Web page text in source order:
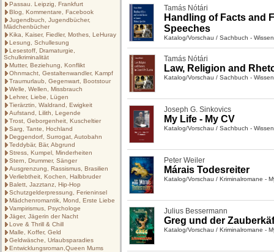
Passau. Leipzig, Frankfurt
Blog, Kommentare, Facebook
Jugendbuch, Jugendbücher,
Mädchenbücher
Kika, Kaiser, Fiedler, Mothes, LeHuray
Lesung, Schullesung
Lesestoff, Dramaturgie,
Schulkriminalität
Mutter, Beziehung, Konflikt
Ohnmacht, Gestaltenwandler, Kampf
Traumurlaub, Gegenwart, Bootstour
Welle, Wellen, Missbrauch
Lehrer, Liebe, Lügen
Tierärztin, Waldrand, Ewigkeit
Aufstand, Lilith, Legende
Trost, Geborgenheit, Kuscheltier
Sarg, Tante, Hochland
Deggendorf, Surrogat, Autobahn
Teddybär, Bär, Abgrund
Stress, Kumpel, Minderheiten
Stern, Drummer, Sänger
Ausgrenzung, Rassismus, Brasilien
Verliebtheit, Kochen, Halbbruder
Balett, Jazztanz, Hip-Hop
Schutzgelderpressung, Ferieninsel
Mädchenromantik, Mond, Erste Liebe
Vampirismus, Psychologe
Jäger, Jägerin der Nacht
Love & Thrill & Chill
Malle, Koffer, Geld
Geldwäsche, Urlaubsparadies
Entwicklungsroman,Queen Mums
Tamás Nótári
Handling of Facts and
Speeches
Katalog/Vorschau / Sachbuch -
Tamás Nótári
Law, Religion and
Katalog/Vorschau / Sachbuch -
Joseph G. Sinkovics
My Life - My CV
Katalog/Vorschau / Sachbuch -
Peter Weiler
Márais Todesreiter
Katalog/Vorschau / Kriminalromane -
Julius Bessermann
Greg und der
Katalog/Vorschau / Kriminalromane -